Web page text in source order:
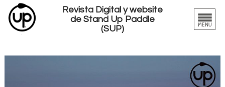
Revista Digital y website
de Stand Up Paddle
(SUP)